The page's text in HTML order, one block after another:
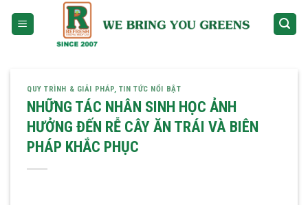
QUY TRÌNH & GIẢI PHÁP, TIN TỨC NỔI BẬT
NHỮNG TÁC NHÂN SINH HỌC ẢNH
HƯỞNG ĐẾN RỄ CÂY ĂN TRÁI VÀ BIÊN
PHÁP KHẮC PHỤC